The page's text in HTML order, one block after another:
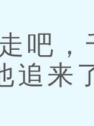
吧，
追来